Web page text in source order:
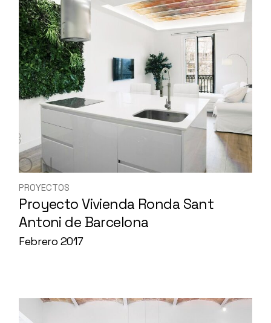
PROYECTOS
Proyecto Vivienda Ronda Sant
Antoni de Barcelona
Febrero 2017